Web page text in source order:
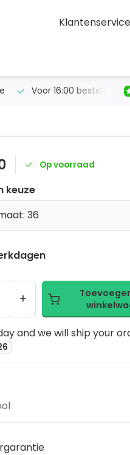
Klantenservice
Voor 16:00 bestelt,
Op voorraad
keuze
36
+
and we will ship your